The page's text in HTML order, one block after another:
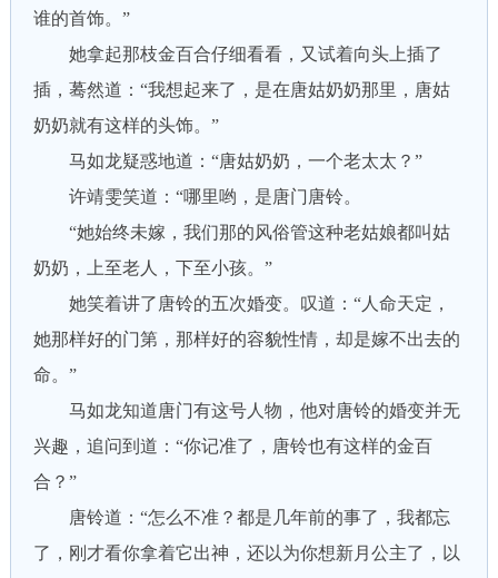
谁的首饰。”
她拿起那枝金百合仔细看看，又试着向头上插了
插，蓦然道：“我想起来了，是在唐姑奶奶那里，唐姑
奶奶就有这样的头饰。”
马如龙疑惑地道：“唐姑奶奶，一个老太太？”
许靖雯笑道：“哪里哟，是唐门唐铃。
“她始终未嫁，我们那的风俗管这种老姑娘都叫姑
奶奶，上至老人，下至小孩。”
她笑着讲了唐铃的五次婚变。叹道：“人命天定，
她那样好的门第，那样好的容貌性情，却是嫁不出去的
命。”
马如龙知道唐门有这号人物，他对唐铃的婚变并无
兴趣，追问到道：“你记准了，唐铃也有这样的金百
合？”
唐铃道：“怎么不准？都是几年前的事了，我都忘
了，刚才看你拿着它出神，还以为你想新月公主了，以